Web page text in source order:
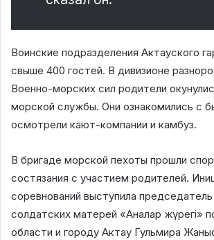
Воинские подразделения Актауского
свыше 400 гостей. В дивизионе
Военно-морских сил родители
морской службы. Они ознакомились с
осмотрели кают-компании и камбуз.
В бригаде морской пехоты прошли
состязания с участием родителей.
соревнований выступила
солдатских матерей «Аналар жүрегі»
области и городу Актау Гульмира